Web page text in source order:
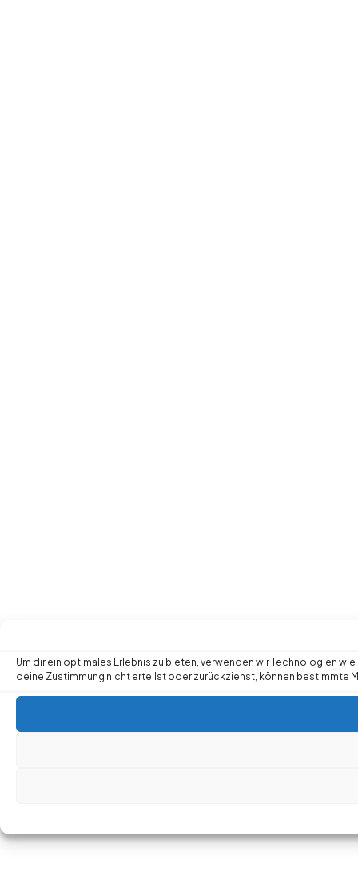
Um dir ein optimales Erlebnis zu bieten, verwenden wir Technologien
deine Zustimmung nicht erteilst oder zurückziehst, können bestimmte